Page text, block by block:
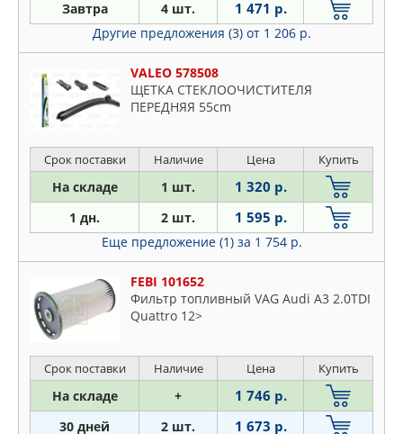
Завтра 4 шт. 1 471 р.
Другие предложения (3) от 1 206 р.
VALEO 578508
ЩЕТКА СТЕКЛООЧИСТИТЕЛЯ
ПЕРЕДНЯЯ 55cm
Срок поставки Наличие Цена Купить
На складе 1 шт. 1 320 р.
1 дн. 2 шт. 1 595 р.
Еще предложение (1) за 1 754 р.
FEBI 101652
Фильтр топливный VAG Audi A3 2.0TDI
Quattro 12>
Срок поставки Наличие Цена Купить
На складе + 1 746 р.
30 дней 2 шт. 1 673 р.